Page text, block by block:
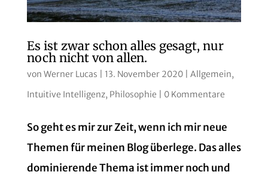
Es ist zwar schon alles gesagt, nur
noch nicht von allen.
von Werner Lucas 13. November 2020| Allgemein,
Intuitive Intelligenz, Philosophie 0 Kommentare
So geht es mir zur Zeit, wenn ich mir neue
Themen für meinen Blog überlege. Das alles
dominierende Thema ist immer noch und